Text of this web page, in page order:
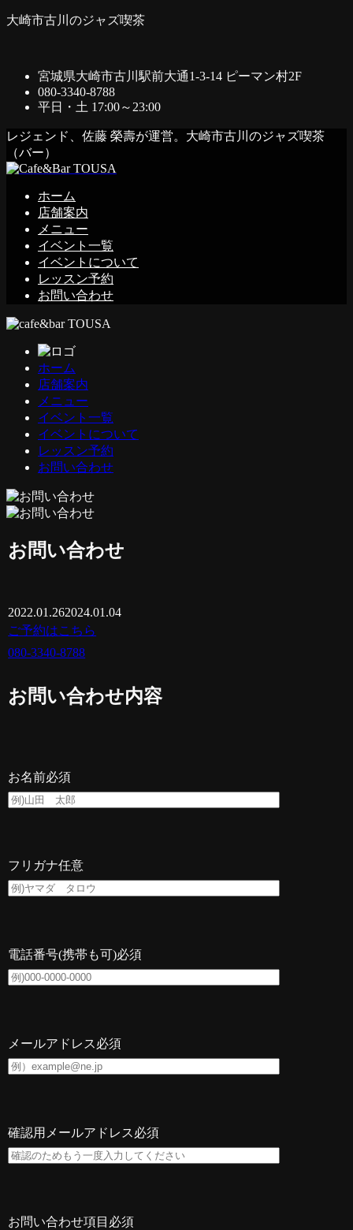
大崎市古川のジャズ喫茶
宮城県大崎市古川駅前大通1-3-14 ピーマン村2F
080-3340-8788
平日・土 17:00～23:00
レジェンド、佐藤 榮壽が運営。大崎市古川のジャズ喫茶
（バー）
ホーム
店舗案内
メニュー
イベント一覧
イベントについて
レッスン予約
お問い合わせ
ホーム
店舗案内
メニュー
イベント一覧
イベントについて
レッスン予約
お問い合わせ
お問い合わせ
2022.01.262024.01.04
ご予約はこちら
080-3340-8788
お問い合わせ内容
お名前必須
フリガナ任意
電話番号(携帯も可)必須
メールアドレス必須
確認用メールアドレス必須
お問い合わせ項目 必須